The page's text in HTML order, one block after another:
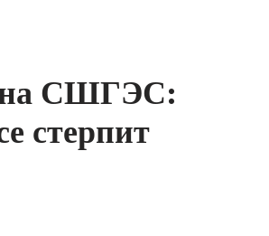
СШГЭС:
стерпит